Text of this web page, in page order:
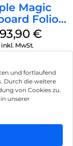
und fortlaufend
Durch die weitere
von Cookies zu.
unserer
Magic
Folio
(10.Gen.)
Weiß
€
inkl. MwSt.